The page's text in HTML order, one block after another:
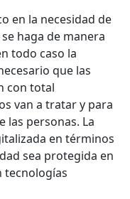
en la necesidad de
haga de manera
todo caso la
que las
con total
van a tratar y para
las personas. La
en términos
sea protegida en
tecnologías